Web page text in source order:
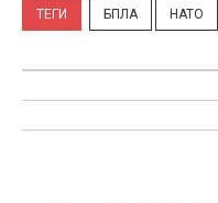
ТЕГИ БПЛА НАТО